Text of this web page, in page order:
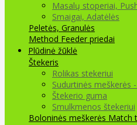
Masalų stoperiai,
Smaigai, Adatėlės
Peletės, Granulės
Method Feeder priedai
Plūdinė žūklė
Štekeris
Rolikas stekeriui
Sudurtinės meškerės
Štekerio guma
Smulkmenos štekeriui
Boloninės meškerės Match